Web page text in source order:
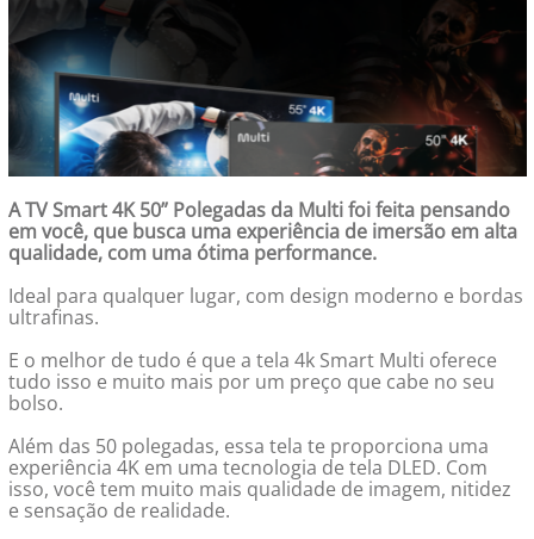
A TV Smart 4K 50” Polegadas da Multi foi feita pensando
em você, que busca uma experiência de imersão em alta
qualidade, com uma ótima performance.
Ideal para qualquer lugar, com design moderno e bordas
ultrafinas.
E o melhor de tudo é que a tela 4k Smart Multi oferece
tudo isso e muito mais por um preço que cabe no seu
bolso.
Além das 50 polegadas, essa tela te proporciona uma
experiência 4K em uma tecnologia de tela DLED. Com
isso, você tem muito mais qualidade de imagem, nitidez
e sensação de realidade.